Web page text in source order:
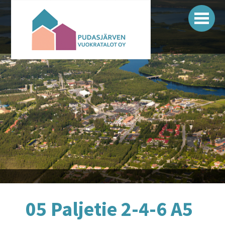
Pudasjärven vuokratalot
05 Paljetie 2-4-6 A5